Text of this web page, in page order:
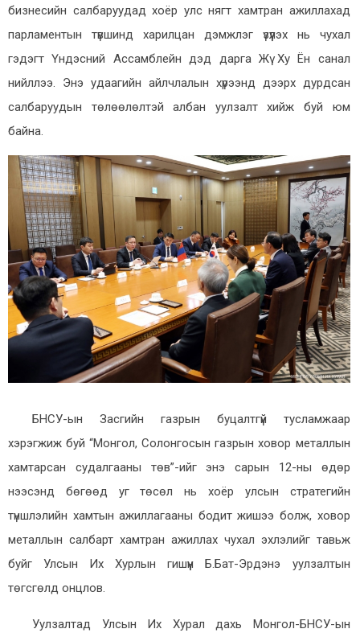
бизнесийн салбаруудад хоёр улс нягт хамтран ажиллахад
парламентын түвшинд харилцан дэмжлэг үзүүлэх нь чухал
гэдэгт Үндэсний Ассамблейн дэд даргаЖү Ху Ён санал
нийллээ. Энэ удаагийн айлчлалын хүрээнд дээрх дурдсан
салбаруудын төлөөлөлтэй албан уулзалт хийж буй юм
байна.
БНСУ-ын Засгийн газрын буцалтгүй тусламжаар
хэрэгжиж буй “Монгол, Солонгосын газрын ховор металлын
хамтарсан судалгааны төв”-ийг энэ сарын 12-ны өдөр
нээсэнд бөгөөд уг төсөл нь хоёр улсын стратегийн
түншлэлийн хамтын ажиллагааны бодит жишээ болж, ховор
металлын салбарт хамтран ажиллах чухал эхлэлийг тавьж
буйг Улсын Их Хурлын гишүүн Б.Бат-Эрдэнэ уулзалтын
төгсгөлд онцлов.
Уулзалтад Улсын Их Хурал дахь Монгол-БНСУ-ын